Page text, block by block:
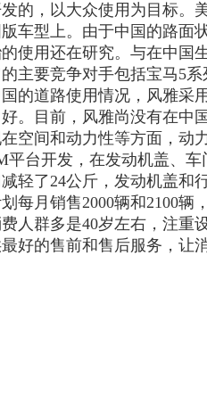
的，以大众使用为目标。
车型上。由于中国的路面
使用还在研究。与在中国
主要竞争对手包括宝马5
的道路使用情况，风雅采
。目前，风雅尚没有在中
空间和动力性等方面，动
平台开发，在发动机盖、
轻了24公斤，发动机盖和
每月销售2000辆和2100辆
人群多是40岁左右，注重
好的售前和售后服务，让